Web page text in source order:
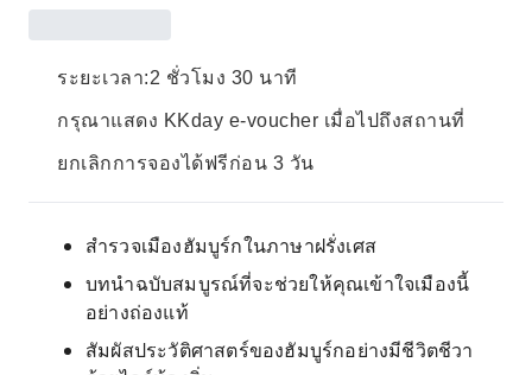
ระยะเวลา:2 ชั่วโมง 30 นาที
กรุณาแสดง KKday e-voucher เมื่อไปถึงสถานที่
ยกเลิกการจองได้ฟรีก่อน 3 วัน
สำรวจเมืองฮัมบูร์กในภาษาฝรั่งเศส
บทนำฉบับสมบูรณ์ที่จะช่วยให้คุณเข้าใจเมืองนี้
อย่างถ่องแท้
สัมผัสประวัติศาสตร์ของฮัมบูร์กอย่างมีชีวิตชีวา